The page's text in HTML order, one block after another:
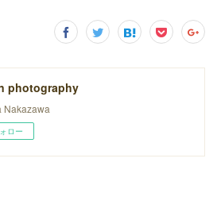
photography
Nakazawa
ロー